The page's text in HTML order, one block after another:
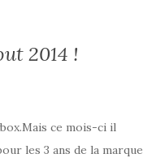
2014 !
ce mois-ci il
les 3 ans de la marque